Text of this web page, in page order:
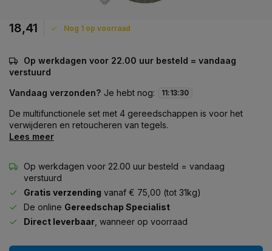
18,41 Nog 1 op voorraad
Op werkdagen voor 22.00 uur besteld = vandaag
verstuurd
Vandaag verzonden? Je hebt nog: 11:13:30
De multifunctionele set met 4 gereedschappen is voor het
verwijderen en retoucheren van tegels.
Lees meer
Op werkdagen voor 22.00 uur besteld = vandaag
verstuurd
Gratis verzending vanaf € 75,00 (tot 31kg)
De online Gereedschap Specialist
Direct leverbaar , wanneer op voorraad